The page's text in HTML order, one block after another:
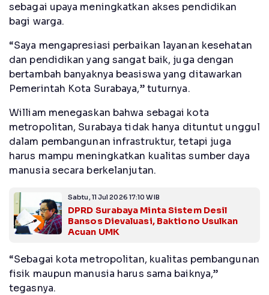
sebagai upaya meningkatkan akses pendidikan
bagi warga.
“Saya mengapresiasi perbaikan layanan kesehatan
dan pendidikan yang sangat baik, juga dengan
bertambah banyaknya beasiswa yang ditawarkan
Pemerintah Kota Surabaya,” tuturnya.
William menegaskan bahwa sebagai kota
metropolitan, Surabaya tidak hanya dituntut unggul
dalam pembangunan infrastruktur, tetapi juga
harus mampu meningkatkan kualitas sumber daya
manusia secara berkelanjutan.
Sabtu, 11 Jul 2026 17:10 WIB
DPRD Surabaya Minta Sistem Desil
Bansos Dievaluasi, Baktiono Usulkan
Acuan UMK
“Sebagai kota metropolitan, kualitas pembangunan
fisik maupun manusia harus sama baiknya,”
tegasnya.